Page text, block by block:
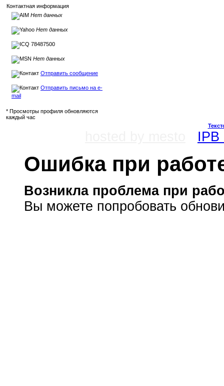
Контактная информация
Нет данных
Нет данных
78487500
Нет данных
Отправить сообщение
Отправить письмо на e-
mail
* Просмотры профиля обновляются
каждый час
IPB
Ошибка при
Возникла проблема при
Вы можете попробовать